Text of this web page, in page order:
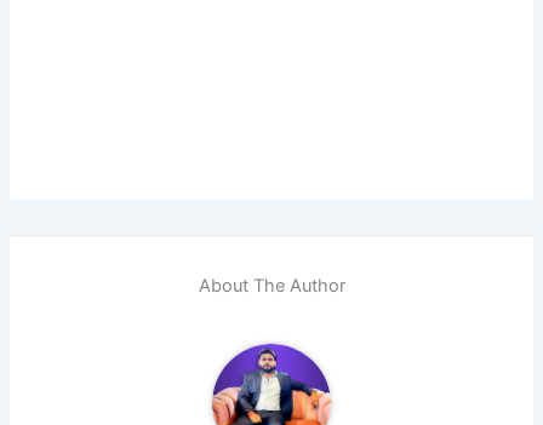
About The Author